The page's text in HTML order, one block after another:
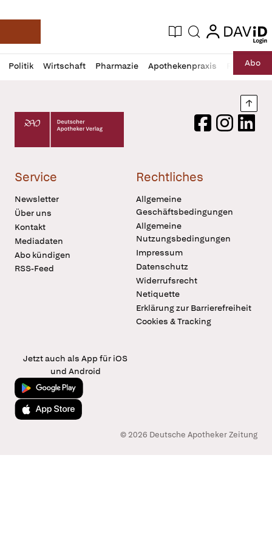
Deutsche Apotheker Zeitung
Aktuelle Ausgabe
Suche login
login
Politik Wirtschaft Pharmazie Apothekenpraxis RechtAbo
Profil
öffnen
Daz
Pur
Deutscher Apotheker Verlag Logo
FacebookInstagram
Service
Newsletter
Über uns
Kontakt
Mediadaten
Abo kündigen
RSS-Feed
Rechtliches
Allgemeine
Geschäftsbedingungen
Allgemeine
Nutzungsbedingungen
Impressum
Datenschutz
Widerrufsrecht
Netiquette
Erklärung zur Barrierefreiheit
Cookies & Tracking
Jetzt auch als App für iOS
und Android
Jetzt bei Google Play
Laden im App Store
© 2026 Deutsche Apotheker Zeitung